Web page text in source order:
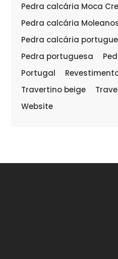
Pedra calcária Moca
Pedra calcária
Pedra calcária
Pedra portuguesa
Portugal
Travertino beige
Website